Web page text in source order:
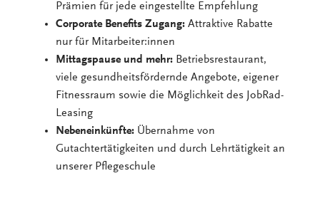
Prämien für jede eingestellte Empfehlung
Corporate Benefits Zugang:Attraktive Rabatte
nur für Mitarbeiter:innen
Mittagspause und mehr: Betriebsrestaurant,
viele gesundheitsfördernde Angebote, eigener
Fitnessraum sowie die Möglichkeit des JobRad-
Leasing
Nebeneinkünfte: Übernahme von
Gutachtertätigkeiten und durch Lehrtätigkeit an
unserer Pflegeschule